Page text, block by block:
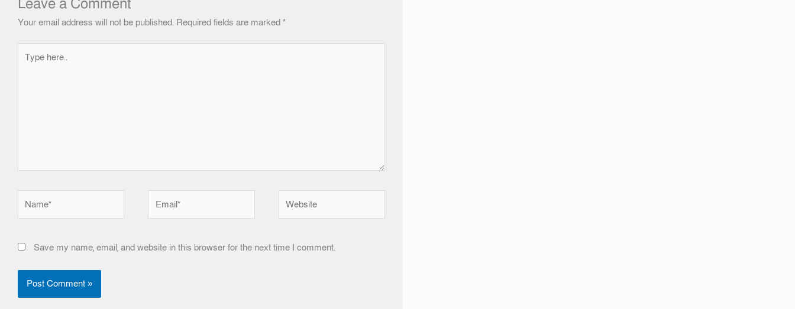
Leave a Comment
Your email address will not be published. Required fields are marked *
here..
Save my name, email, and website in this browser for the next time I comment.